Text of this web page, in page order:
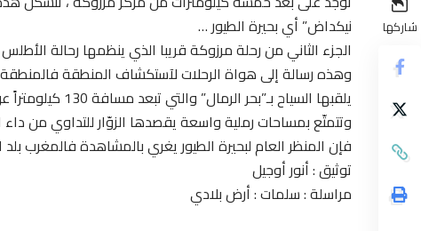
شاركها
نيكداض” أي بحيرة الطيور …
الجزء الثاني من رحلة مرزوكة قريبا الذي ينظمها رحالة الأطلس
وهذه رسالة إلى هواة الرحلات لآستكشاف المنطقة فالمنطقة
يلقبها السياح بـ”بحر الرمال” والتي تبعد مسافة 130 كيلومتراً عن مدينة الراشدية.
وتتمتّع بمساحات رملية واسعة يقصدها الزوّار للتداوي من داء
فإن المنظر العام لبحيرة الطيور يغري بالمشاهدة فالمغرب
توثيق : أنور أوجيل
مراسلة : سلمات : أرض بلادي